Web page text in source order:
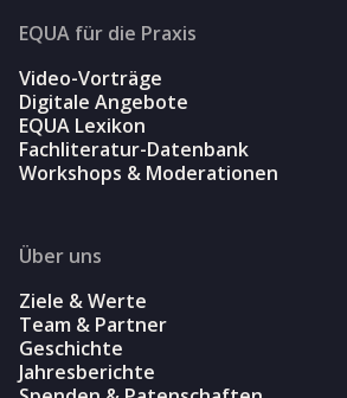
EQUA für die Praxis
Video-Vorträge
Digitale Angebote
EQUA Lexikon
Fachliteratur-Datenbank
Workshops & Moderationen
Über uns
Ziele & Werte
Team & Partner
Geschichte
Jahresberichte